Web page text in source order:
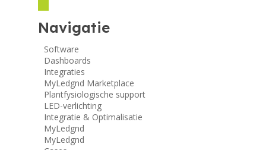
Navigatie
Software
Dashboards
Integraties
MyLedgnd Marketplace
Plantfysiologische support
LED-verlichting
Integratie & Optimalisatie
MyLedgnd
MyLedgnd